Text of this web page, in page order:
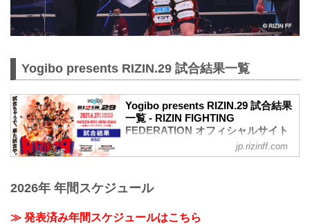
Yogibo presents RIZIN.29 試合結果一覧
Yogibo presents RIZIN.29 試合結果
一覧 - RIZIN FIGHTING
FEDERATION オフィシャルサイト
第13試合／BODYMAKER presents RIZIN
Full Fight | 皇治 vs. 白鳥大珠 / Kouzi vs.
youtu.be
jp.rizinff.com
2026年 年間スケジュール
≫ 発表済み年間スケジュールはこちら